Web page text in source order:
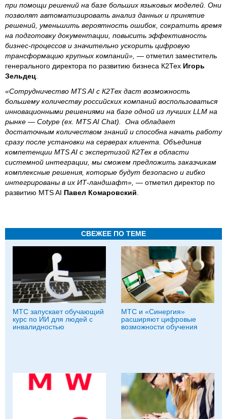
при помощи решений на базе больших языковых моделей. Они
позволят автоматизировать анализ данных и принятие
решений, уменьшить вероятность ошибок, сократить время
на подготовку документации, повысить эффективность
бизнес-процессов и значительно ускорить цифровую
трансформацию крупных компаний», — отметил заместитель
генерального директора по развитию бизнеса К2Тех Игорь
Зельдец
«Сотрудничество MTS AI с К2Тех даст возможность
большему количеству российских компаний воспользоваться
инновационными решениями на базе одной из лучших LLM на
рынке — Cotype (ex. MTS AI Chat). Она обладает
достаточным количеством знаний и способна начать работу
сразу после установки на серверах клиента. Объединив
компетенции MTS AI с экспертизой К2Тех в области
системной интеграции, мы сможем предложить заказчикам
комплексные решения, которые будут безопасно и гибко
интегрированы в их ИТ-ландшафт», — отметил директор по
развитию MTS AI Павел Комаровский
СВЕЖЕЕ ПО ТЕМЕ
МТС запускает обучающий
курс по ИИ для людей с
инвалидностью
МТС и «Синергия»
расширяют цифровые
возможности обучения